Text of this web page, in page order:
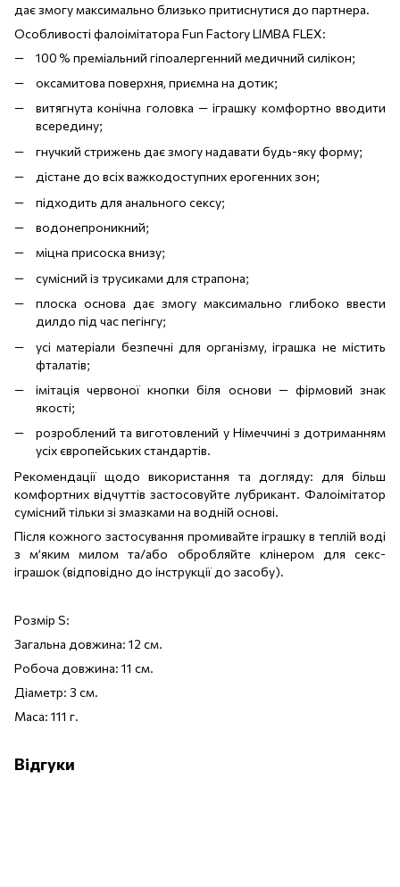
дає змогу максимально близько притиснутися до партнера.
Особливості фалоімітатора Fun Factory LIMBA FLEX:
100 % преміальний гіпоалергенний медичний силікон;
оксамитова поверхня, приємна на дотик;
витягнута конічна головка — іграшку комфортно вводити
всередину;
гнучкий стрижень дає змогу надавати будь-яку форму;
дістане до всіх важкодоступних ерогенних зон;
підходить для анального сексу;
водонепроникний;
міцна присоска внизу;
сумісний із трусиками для страпона;
плоска основа дає змогу максимально глибоко ввести
дилдо під час пегінгу;
усі матеріали безпечні для організму, іграшка не містить
фталатів;
імітація червоної кнопки біля основи — фірмовий знак
якості;
розроблений та виготовлений у Німеччині з дотриманням
усіх європейських стандартів.
Рекомендації щодо використання та догляду: для більш
комфортних відчуттів застосовуйте лубрикант. Фалоімітатор
сумісний тільки зі змазками на водній основі.
Після кожного застосування промивайте іграшку в теплій воді
з м’яким милом та/або обробляйте клінером для секс-
іграшок (відповідно до інструкції до засобу).
Розмір S:
Загальна довжина: 12 см.
Робоча довжина: 11 см.
Діаметр: 3 см.
Маса: 111 г.
Відгуки